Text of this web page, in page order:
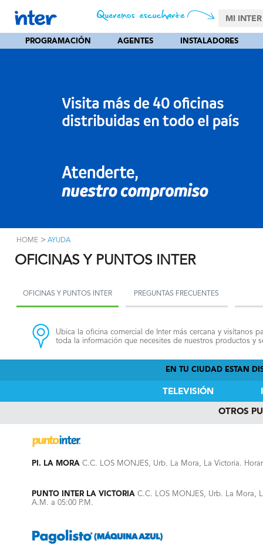
MI INTER
PROGRAMACIÓN AGENTES INSTALADORES
HOME > AYUDA
OFICINAS Y PUNTOS INTER
OFICINAS Y PUNTOS INTER PREGUNTAS FRECUENTES
Ubica la oficina comercial de Inter más cercana y visítanos
toda la información que necesites de nuestros productos y
EN TU CIUDAD ESTAN
TELEVISIÓN
OTROS
PI. LA MORA C.C. LOS MONJES, Urb. La Mora, La Victoria.
PUNTO INTER LA VICTORIA C.C. LOS MONJES, Urb. La Mora,
A.M. a 05:00 P.M.